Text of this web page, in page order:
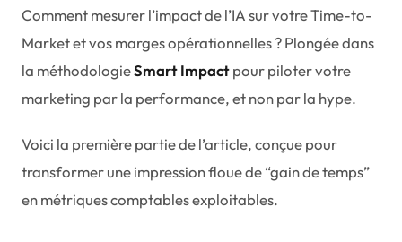
Comment mesurer l’impact de l’IA sur votreTime-to-
Marketet vos marges opérationnelles ? Plongée dans
la méthodologieSmart Impactpour piloter votre
marketing par la performance, et non par la hype.
Voici la première partie de l’article, conçue pour
transformer une impression floue de “gain de temps”
en métriques comptables exploitables.